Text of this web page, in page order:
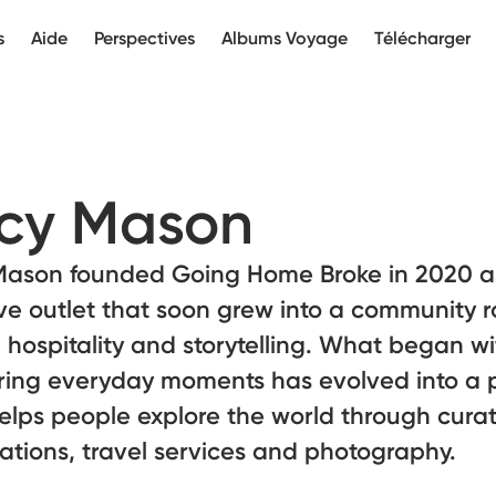
Aide Perspectives Albums Voyage Télécharger
Mason
founded Going Home Broke in 2020
outlet that soon grew into a community
hospitality and storytelling. What began
everyday moments has evolved into a
people explore the world through
travel services and photography.